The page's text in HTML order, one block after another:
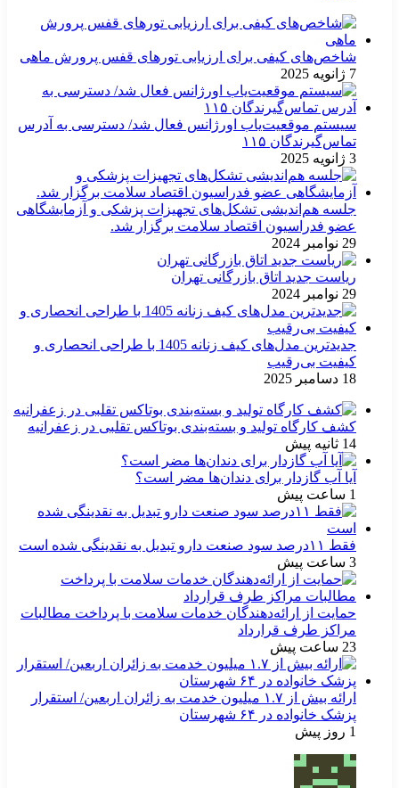
شاخص‌های کیفی برای ارزیابی تورهای قفس پرورش ماهی
7 ژانویه 2025
سیستم موقعیت‌یاب اورژانس فعال شد/ دسترسی به آدرس
تماس‌گیرندگان ۱۱۵
3 ژانویه 2025
جلسه هم‌اندیشی تشکل‌های تجهیزات پزشکی و آزمایشگاهی
عضو فدراسیون اقتصاد سلامت برگزار شد.
29 نوامبر 2024
ریاست جدید اتاق بازرگانی تهران
29 نوامبر 2024
جدیدترین مدل‌های کیف زنانه 1405 با طراحی انحصاری و
کیفیت بی‌رقیب
18 دسامبر 2025
کشف کارگاه تولید و بسته‌بندی بوتاکس تقلبی در زعفرانیه
14 ثانیه پیش
آیا آب گازدار برای دندان‌ها مضر است؟
1 ساعت پیش
فقط ۱۱‌درصد سود صنعت دارو تبدیل به نقدینگی شده است
3 ساعت پیش
حمایت از ارائه‌دهندگان خدمات سلامت با پرداخت مطالبات
مراکز طرف قرارداد
23 ساعت پیش
ارائه بیش از ۱.۷ میلیون خدمت به زائران اربعین/ استقرار
پزشک خانواده در ۶۴ شهرستان
1 روز پیش